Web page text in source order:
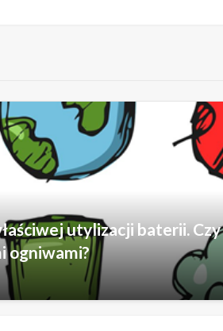
utylizacji baterii.
ogniwami?